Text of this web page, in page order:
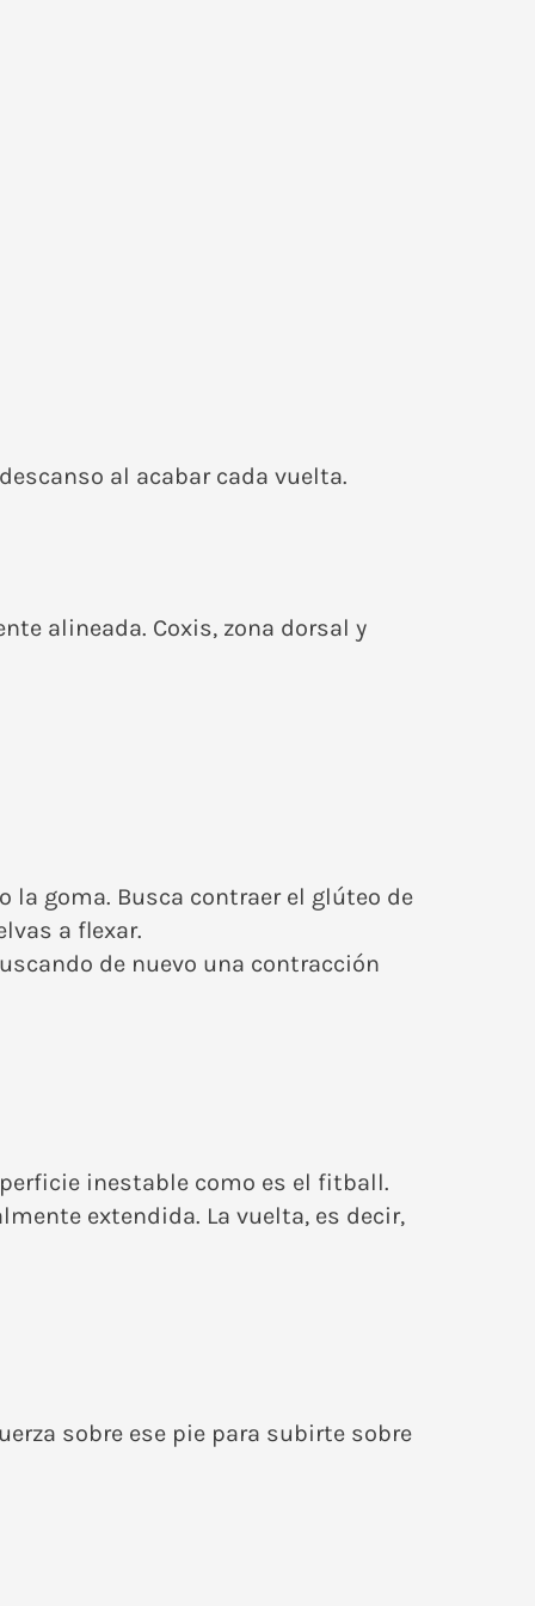
al acabar cada vuelta.
alineada. Coxis, zona dorsal y
la goma. Busca contraer el glúteo de
a flexar.
de nuevo una contracción
inestable como es el fitball.
extendida. La vuelta, es decir,
sobre ese pie para subirte sobre